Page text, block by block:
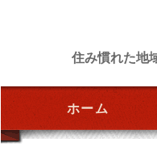
住み慣れた地
ホーム